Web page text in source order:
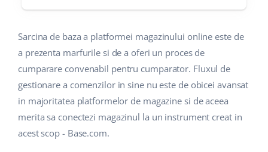
Sarcina de baza a platformei magazinului online este de
a prezenta marfurile si de a oferi un proces de
cumparare convenabil pentru cumparator. Fluxul de
gestionare a comenzilor in sine nu este de obicei avansat
in majoritatea platformelor de magazine si de aceea
merita sa conectezi magazinul la un instrument creat in
acest scop - Base.com.